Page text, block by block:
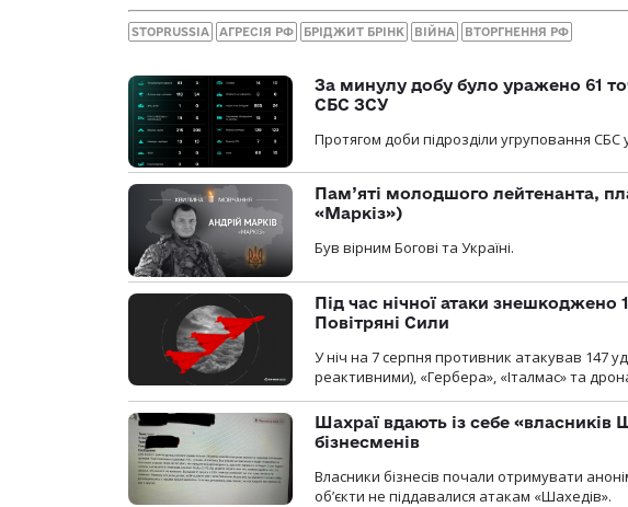
STOPRUSSIA АГРЕСІЯ РФ БРІДЖИТ БРІНК ВІЙНА ВТОРГНЕННЯ РФ
За минулу добу було уражено 61
СБС ЗСУ
Протягом доби підрозділи угруповання
Пам’яті молодшого лейтенанта,
«Маркіз»)
Був вірним Богові та Україні.
Під час нічної атаки знешкоджено
Повітряні Сили
У ніч на 7 серпня противник атакував 147
реактивними), «Гербера», «Італмас» та
Шахраї вдають із себе «власників
бізнесменів
Власники бізнесів почали отримувати
об’єкти не піддавалися атакам «Шахедів».